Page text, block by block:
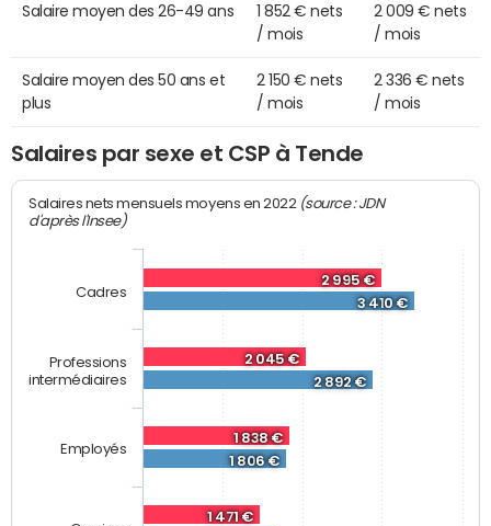
Salaire moyen des 26-49 ans
1 852 € nets
/ mois
2 009 € nets
/ mois
Salaire moyen des 50 ans et
plus
2 150 € nets
/ mois
2 336 € nets
/ mois
Salaires par sexe et CSP à Tende
Salaires nets mensuels moyens en 2022 (source : JDN
d'après l'Insee)
2 995 €
2 045 €
1 838 €
1 471 €
3 410 €
2 892 €
1 806 €
Cadres
Professions
intermédiaires
Employés